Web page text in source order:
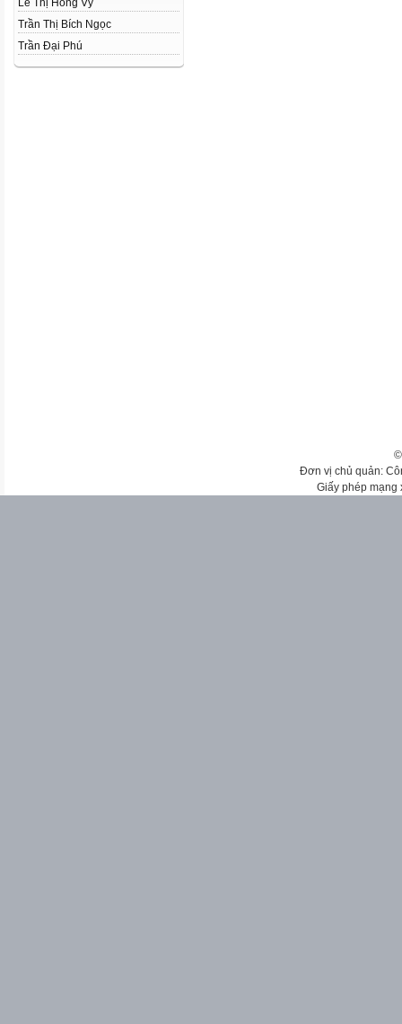
Lê Thị Hồng Vy
Trần Thị Bích Ngọc
Trần Đại Phú
Đơn vị chủ quản:
Giấy phép mạng